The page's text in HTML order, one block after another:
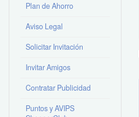
Plan de Ahorro
Aviso Legal
Solicitar Invitación
Invitar Amigos
Contratar Publicidad
Puntos y AVIPS